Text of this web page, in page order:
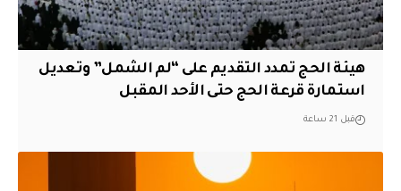
هيئة الحج تمدد التقديم على “لم الشمل” وتعديل
استمارة قرعة الحج حتى الأحد المقبل
قبل 21 ساعة